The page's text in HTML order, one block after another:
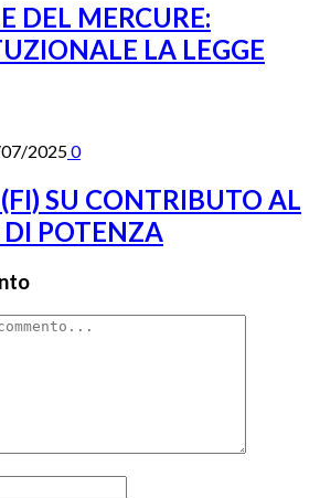
DEL MERCURE:
LA LEGGE
20250
SU CONTRIBUTO AL
POTENZA